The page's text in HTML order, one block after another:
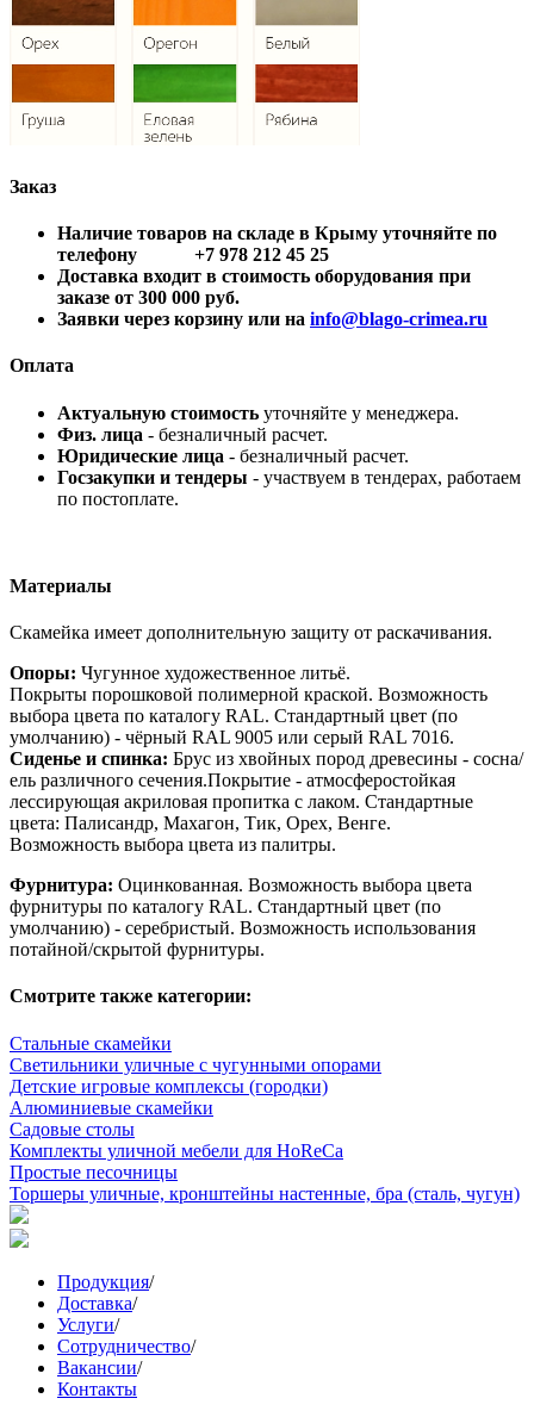
Заказ
Наличие товаров на складе в Крыму уточняйте по
телефону +7 978 212 45 25
Доставка входит в стоимость оборудования при
заказе от 300 000 руб.
Заявки через корзину или на info@blago-crimea.ru
Оплата
Актуальную стоимость уточняйте у менеджера.
Физ. лица - безналичный расчет.
Юридические лица - безналичный расчет.
Госзакупки и тендеры - участвуем в тендерах, работаем
по постоплате.
Материалы
Скамейка имеет дополнительную защиту от раскачивания.
Опоры: Чугунное художественное литьё.
Покрыты порошковой полимерной краской. Возможность
выбора цвета по каталогу RAL. Стандартный цвет (по
умолчанию) - чёрный RAL 9005 или серый RAL 7016.
Сиденье и спинка: Брус из хвойных пород древесины - сосна/
ель различного сечения.Покрытие - атмосферостойкая
лессирующая акриловая пропитка с лаком. Стандартные
цвета: Палисандр, Махагон, Тик, Орех, Венге.
Возможность выбора цвета из палитры.
Фурнитура: Оцинкованная. Возможность выбора цвета
фурнитуры по каталогу RAL. Стандартный цвет (по
умолчанию) - серебристый. Возможность использования
потайной/скрытой фурнитуры.
Смотрите также категории:
Стальные скамейки
Светильники уличные с чугунными опорами
Детские игровые комплексы (городки)
Алюминиевые скамейки
Садовые столы
Комплекты уличной мебели для HoReCa
Простые песочницы
Торшеры уличные, кронштейны настенные, бра (сталь, чугун)
Продукция/
Доставка/
Услуги/
Сотрудничество/
Вакансии/
Контакты